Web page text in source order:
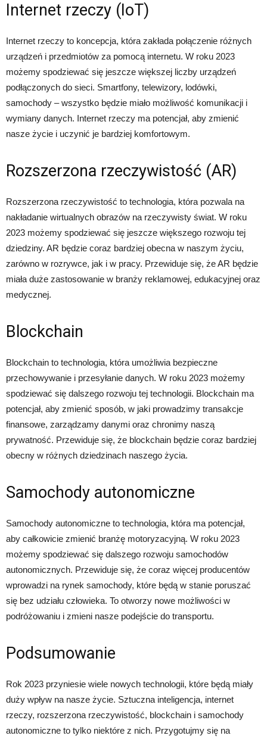
Internet rzeczy (IoT)
Internet rzeczy to koncepcja, która zakłada połączenie różnych
urządzeń i przedmiotów za pomocą internetu. W roku 2023
możemy spodziewać się jeszcze większej liczby urządzeń
podłączonych do sieci. Smartfony, telewizory, lodówki,
samochody – wszystko będzie miało możliwość komunikacji i
wymiany danych. Internet rzeczy ma potencjał, aby zmienić
nasze życie i uczynić je bardziej komfortowym.
Rozszerzona rzeczywistość (AR)
Rozszerzona rzeczywistość to technologia, która pozwala na
nakładanie wirtualnych obrazów na rzeczywisty świat. W roku
2023 możemy spodziewać się jeszcze większego rozwoju tej
dziedziny. AR będzie coraz bardziej obecna w naszym życiu,
zarówno w rozrywce, jak i w pracy. Przewiduje się, że AR będzie
miała duże zastosowanie w branży reklamowej, edukacyjnej oraz
medycznej.
Blockchain
Blockchain to technologia, która umożliwia bezpieczne
przechowywanie i przesyłanie danych. W roku 2023 możemy
spodziewać się dalszego rozwoju tej technologii. Blockchain ma
potencjał, aby zmienić sposób, w jaki prowadzimy transakcje
finansowe, zarządzamy danymi oraz chronimy naszą
prywatność. Przewiduje się, że blockchain będzie coraz bardziej
obecny w różnych dziedzinach naszego życia.
Samochody autonomiczne
Samochody autonomiczne to technologia, która ma potencjał,
aby całkowicie zmienić branżę motoryzacyjną. W roku 2023
możemy spodziewać się dalszego rozwoju samochodów
autonomicznych. Przewiduje się, że coraz więcej producentów
wprowadzi na rynek samochody, które będą w stanie poruszać
się bez udziału człowieka. To otworzy nowe możliwości w
podróżowaniu i zmieni nasze podejście do transportu.
Podsumowanie
Rok 2023 przyniesie wiele nowych technologii, które będą miały
duży wpływ na nasze życie. Sztuczna inteligencja, internet
rzeczy, rozszerzona rzeczywistość, blockchain i samochody
autonomiczne to tylko niektóre z nich. Przygotujmy się na